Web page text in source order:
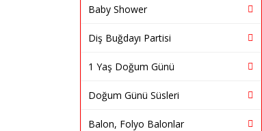
Baby Shower
Diş Buğdayı Partisi
1 Yaş Doğum Günü
Doğum Günü Süsleri
Balon, Folyo Balonlar